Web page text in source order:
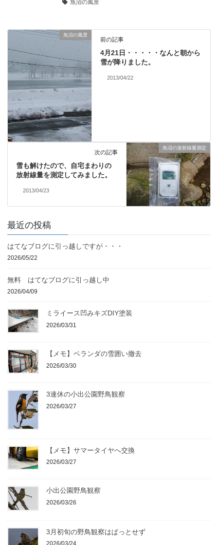
魚沼の風景
魚沼の風景
前の記事
4月21日・・・・・なんと朝から
雪が降りました。
2013/04/22
魚沼の放射線量測定
次の記事
雪も解けたので、自宅まわりの
放射線量を測定してみました。
2013/04/23
最近の投稿
はてなブログに引っ越しですが・・・
2026/05/22
無料 はてなブログに引っ越し中
2026/04/09
ミライース凹みキズDIY塗装
2026/03/31
【メモ】ベランダの雪囲い撤去
2026/03/30
3連休の小出公園野鳥観察
2026/03/27
【メモ】サマータイヤへ交換
2026/03/27
小出公園野鳥観察
2026/03/26
3月初旬の野鳥観察はぱっとせず
2026/03/24